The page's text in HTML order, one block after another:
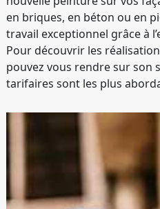
en briques, en béton ou en
travail exceptionnel grâce à
Pour découvrir les
pouvez vous rendre sur son
tarifaires sont les plus